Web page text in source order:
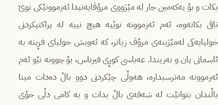
بکات و بۆ یەکەمین جار لە مێژووی مرۆڤایەتیدا ئەزموونێکی نوێ
تاقی بکاتەوە، ئەم ئەزموونە نوێیە هیچ نییە لە پراکتیکردنی
خولیایەکی لەمێژینەی مرۆڤ زیاتر، کە ئەویش خولیای فڕینە بە
ئاسمانی پان و بەریندا. عەباسی کوڕی فیرناس، بۆ چوونە نێو ئەم
ئەزموونە مەترسیدارە، هەوڵی چێکردنی دوو باڵ دەدات مینا
باڵندان بتوانێت لە شەقەی باڵ بدات و بە کامی دڵی خۆی